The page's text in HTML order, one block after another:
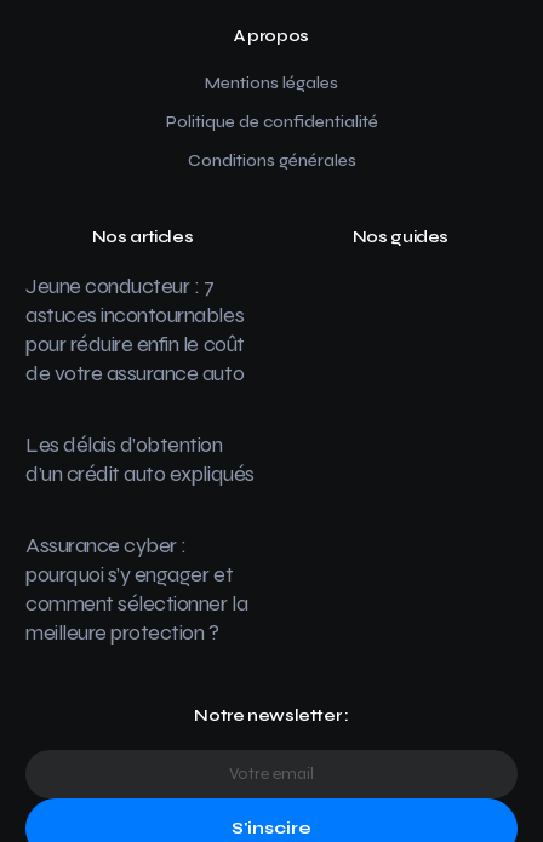
A propos
Mentions légales
Politique de confidentialité
Conditions générales
Nos articles
Jeune conducteur : 7
astuces incontournables
pour réduire enfin le coût
de votre assurance auto
Les délais d’obtention
d’un crédit auto expliqués
Assurance cyber :
pourquoi s’y engager et
comment sélectionner la
meilleure protection ?
Nos guides
Notre newsletter :
S'inscire